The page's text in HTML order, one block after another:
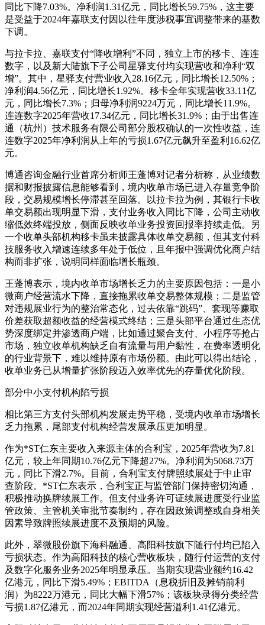
同比下降7.03%。净利润1.31亿元，同比增长59.75%，这主要
是受益于2024年嘉联支付因以往年度涉税事宜调整带来的基数
下调。
与拉卡拉、嘉联支付“降收增利”不同，独立上市的移卡、连连
数字，以及新大陆旗下子公司星驿支付均实现营收和净利“双
增”。其中，星驿支付营业收入28.16亿元，同比增长12.50%；
净利润4.56亿元，同比增长1.92%。移卡全年实现营收33.11亿
元，同比增长7.3%；归母净利润9224万元，同比增长11.9%。
连连数字2025年营收17.34亿元，同比增长31.9%；由于出售连
通（杭州）技术服务有限公司部分股权确认的一次性收益，连
连数字2025年净利润从上年的亏损1.67亿元飙升至盈利16.62亿
元。
博通咨询金融行业首席分析师王蓬博对记者分析称，从业绩数
据和财报披露信息能够看到，境内收单市场已进入存量竞争阶
段，交易规模增长停滞甚至回落。以拉卡拉为例，其银行卡收
单交易额出现明显下滑，支付业务收入同比下降，公司主动收
缩低效终端投放，侧面反映收单业务投资回报率持续走低。另
一个收单头部机构移卡虽未披露具体收单交易额，但其支付科
技服务收入增速连续多年处于低位，且年报中强调优化商户结
构而非扩张，说明同样面临增长瓶颈。
王蓬博表示，境内收单市场增长乏力的主要原因包括：一是小
微商户经营流水下降，直接拖累收单交易整体规模；二是监管
对违规展业行为的整治常态化，过去依靠“跳码”、套现等赚取
价差获取超额收益的经营模式终结；三是头部平台通过生态优
势深度绑定并渗透商户端，比如通过聚合支付、小程序等抢占
市场，独立收单机构缺乏自有流量与用户黏性，在费率透明化
的行业背景下，难以维持原有市场份额。由此可以得出结论，
收单业务已从增量扩张阶段迈入效率优先的存量优化阶段。
部分中小支付机构陷亏损
相比第三方支付头部机构发展走势平稳，受境内收单市场增长
乏力拖累，尾部支付机构经营发展承压更加明显。
作为*ST仁东主要收入来源主体的合利宝，2025年营收为7.81
亿元，较上年同期10.76亿元下降超27%。净利润为5068.73万
元，同比下滑2.7%。目前，合利宝支付牌照续展处于中止审
查阶段。*ST仁东表示，合利宝正与监管部门保持密切沟通，
积极推动换牌续展工作。但支付业务许可证续展进度受行业监
管政策、主管机关审批节奏制约，存在因政策调整或自身相关
因素导致牌照续展进度不及预期的风险。
此外，翠微股份旗下海科融通、高阳科技旗下随行付均已陷入
亏损状态。作为高阳科技的核心营收板块，随行付运营的支付
及数字化服务业务2025年明显承压。当期实现营业额约16.42
亿港元，同比下滑5.49%；EBITDA（息税折旧及摊销前利
润）为8222万港元，同比大幅下滑57%；该板块录得分类经营
亏损1.87亿港元，而2024年同期实现经营溢利1.41亿港元。